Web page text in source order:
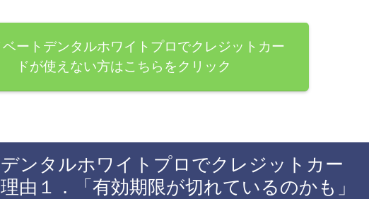
ベートデンタルホワイトプロでクレジットカー
ドが使えない方はこちらをクリック
ンタルホワイトプロでクレジットカー
由１．「有効期限が切れているのかも」